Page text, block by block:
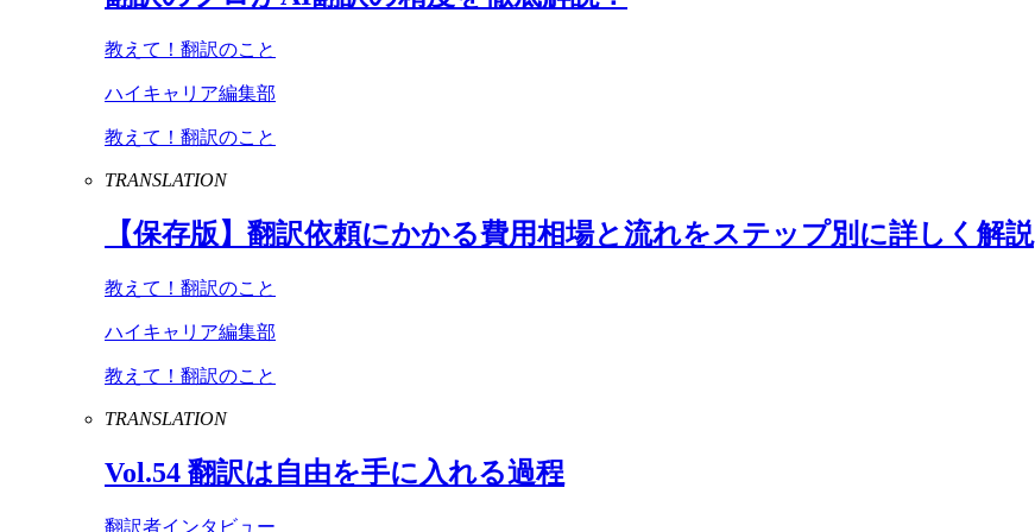
教えて！翻訳のこと
ハイキャリア編集部
教えて！翻訳のこと
TRANSLATION
【保存版】翻訳依頼にかかる費用相場と流れをステップ別に詳しく解説
教えて！翻訳のこと
ハイキャリア編集部
教えて！翻訳のこと
TRANSLATION
Vol.54 翻訳は自由を手に入れる過程
翻訳者インタビュー